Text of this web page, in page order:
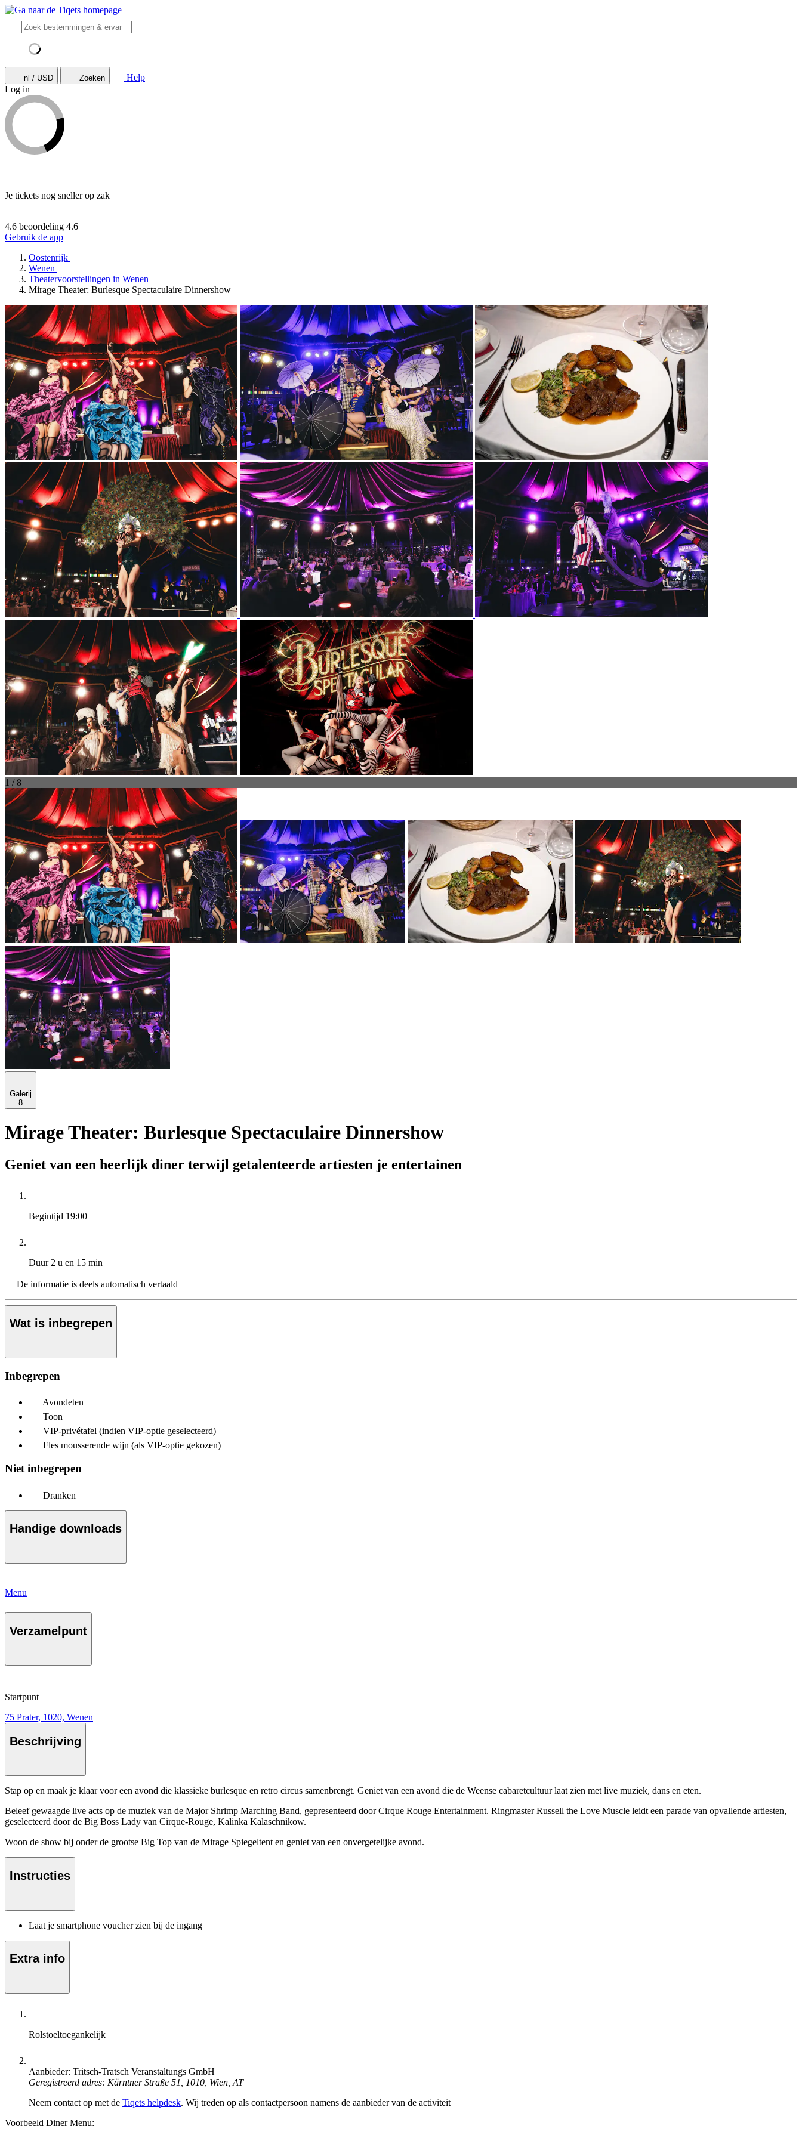
nl / USD Zoeken
Help
Log in
Je tickets nog sneller op zak
4.6 beoordeling 4.6
Gebruik de app
Oostenrijk
Wenen
Theatervoorstellingen in Wenen
Mirage Theater: Burlesque Spectaculaire Dinnershow
1 / 8
Galerij
8
Mirage Theater: Burlesque Spectaculaire Dinnershow
Geniet van een heerlijk diner terwijl getalenteerde artiesten je entertainen
Begintijd 19:00
Duur 2 u en 15 min
De informatie is deels automatisch vertaald
Wat is inbegrepen
Inbegrepen
Avondeten
Toon
VIP-privétafel (indien VIP-optie geselecteerd)
Fles mousserende wijn (als VIP-optie gekozen)
Niet inbegrepen
Dranken
Handige downloads
Menu
Verzamelpunt
Startpunt
75 Prater, 1020, Wenen
Beschrijving
Stap op en maak je klaar voor een avond die klassieke burlesque en retro circus samenbrengt. Geniet van een avond die de Weense cabaretcultuur laat zien met live muziek, dans en eten.
Beleef gewaagde live acts op de muziek van de Major Shrimp Marching Band, gepresenteerd door Cirque Rouge Entertainment. Ringmaster Russell the Love Muscle leidt een parade van opvallende artiesten,
geselecteerd door de Big Boss Lady van Cirque-Rouge, Kalinka Kalaschnikow.
Woon de show bij onder de grootse Big Top van de Mirage Spiegeltent en geniet van een onvergetelijke avond.
Instructies
Laat je smartphone voucher zien bij de ingang
Extra info
Rolstoeltoegankelijk
Aanbieder: Tritsch-Tratsch Veranstaltungs GmbH
Geregistreerd adres: Kärntner Straße 51, 1010, Wien, AT
Neem contact op met de Tiqets helpdesk. Wij treden op als contactpersoon namens de aanbieder van de activiteit
Voorbeeld Diner Menu: